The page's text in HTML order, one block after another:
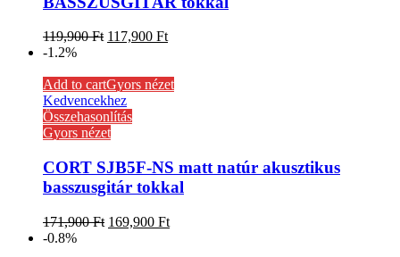
119,900Ft 117,900 Ft
-1.2%
Add to cartGyors nézet
Kedvencekhez
Összehasonlítás
Gyors nézet
CORT SJB5F-NS matt natúr akusztikus
basszusgitár tokkal
171,900Ft 169,900 Ft
-0.8%